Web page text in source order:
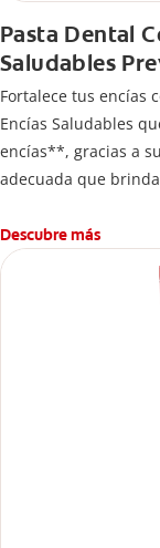
Pasta Dental
Saludables
Fortalece tus encías
Encías Saludables
encías**, gracias a
adecuada que
Descubre más